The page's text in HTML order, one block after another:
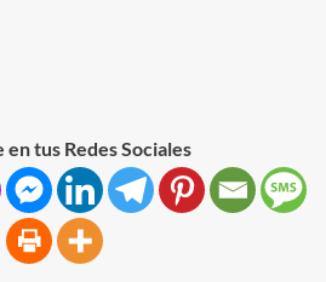
tus Redes Sociales